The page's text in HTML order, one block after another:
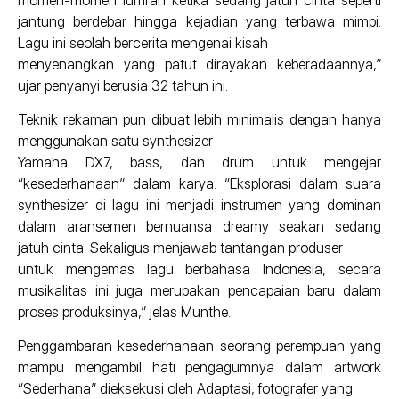
jantung berdebar hingga kejadian yang terbawa mimpi.
Lagu ini seolah bercerita mengenai kisah
menyenangkan yang patut dirayakan keberadaannya,”
ujar penyanyi berusia 32 tahun ini.
Teknik rekaman pun dibuat lebih minimalis dengan hanya
menggunakan satu synthesizer
Yamaha DX7, bass, dan drum untuk mengejar
“kesederhanaan” dalam karya. “Eksplorasi dalam suara
synthesizer di lagu ini menjadi instrumen yang dominan
dalam aransemen bernuansa dreamy seakan sedang
jatuh cinta. Sekaligus menjawab tantangan produser
untuk mengemas lagu berbahasa Indonesia, secara
musikalitas ini juga merupakan pencapaian baru dalam
proses produksinya,” jelas Munthe.
Penggambaran kesederhanaan seorang perempuan yang
mampu mengambil hati pengagumnya dalam artwork
“Sederhana” dieksekusi oleh Adaptasi, fotografer yang